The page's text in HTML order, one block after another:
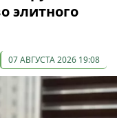
элитного
07 АВГУСТА 2026 19:08